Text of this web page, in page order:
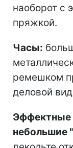
наоборот с
пряжкой.
Часы:
ремешком
деловой
Эффектные
небольшие